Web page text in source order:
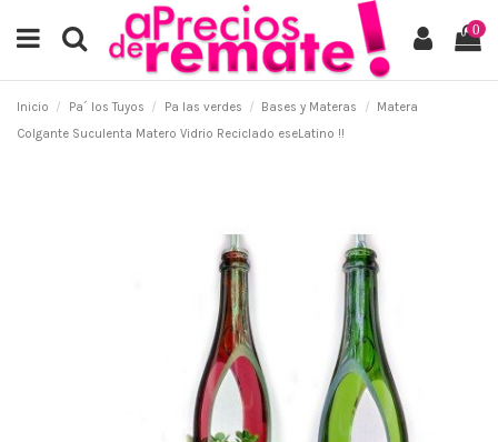
0
Inicio Pa´ los Tuyos Pa las verdes Bases y Materas
Matera
Colgante Suculenta Matero Vidrio Reciclado eseLatino !!